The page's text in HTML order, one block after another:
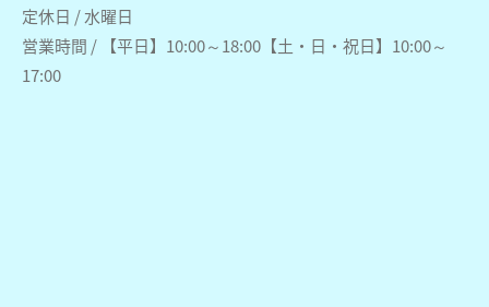
定休日 / 水曜日
営業時間 / 【平日】10:00～18:00【土・日・祝日】10:00～
17:00